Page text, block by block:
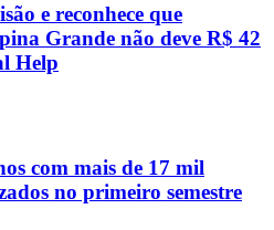
e reconhece que
Grande não deve R$ 42
Help
com mais de 17 mil
no primeiro semestre